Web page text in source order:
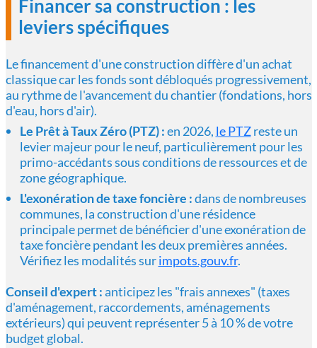
Financer sa construction : les
leviers spécifiques
Le financement d'une construction diffère d'un achat
classique car les fonds sont débloqués progressivement,
au rythme de l'avancement du chantier (fondations, hors
d'eau, hors d'air).
Le Prêt à Taux Zéro (PTZ) :en 2026, le PTZreste un
levier majeur pour le neuf, particulièrement pour les
primo-accédants sous conditions de ressources et de
zone géographique.
L'exonération de taxe foncière :dans de nombreuses
communes, la construction d'une résidence
principale permet de bénéficier d'une exonération de
taxe foncière pendant les deux premières années.
Vérifiez les modalités surimpots.gouv.fr.
Conseil d'expert :anticipez les "frais annexes" (taxes
d'aménagement, raccordements, aménagements
extérieurs) qui peuvent représenter 5 à 10 % de votre
budget global.